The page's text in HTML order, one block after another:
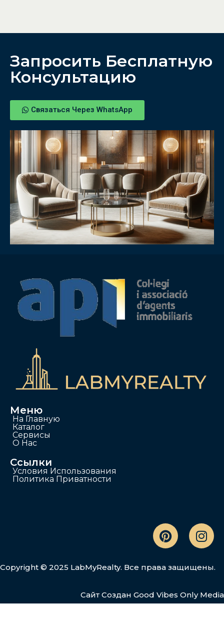
Запросить Бесплатную
Консультацию
Связаться Через WhatsApp
Меню
На Главную
Каталог
Сервисы
О Нас
Ссылки
Условия Использования
Политика Приватности
Copyright © 2025 LabMyRealty. Все права защищены.
Сайт Создан Good Vibes Only Media